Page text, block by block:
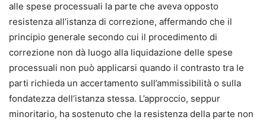
alle spese processuali la parte che aveva opposto
resistenza all’istanza di correzione, affermando che il
principio generale secondo cui il procedimento di
correzione non dà luogo alla liquidazione delle spese
processuali non può applicarsi quando il contrasto tra le
parti richieda un accertamento sull’ammissibilità o sulla
fondatezza dell’istanza stessa. L’approccio, seppur
minoritario, ha sostenuto che la resistenza della parte non